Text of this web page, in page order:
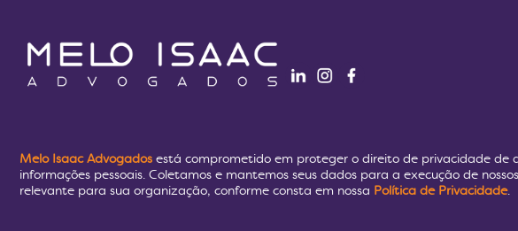
Melo Isaac Advogados está comprometido em proteger o direito de privacidade de
informações pessoais. Coletamos e mantemos seus dados para a execução de
relevante para sua organização, conforme consta em nossa Política de Privacidade.